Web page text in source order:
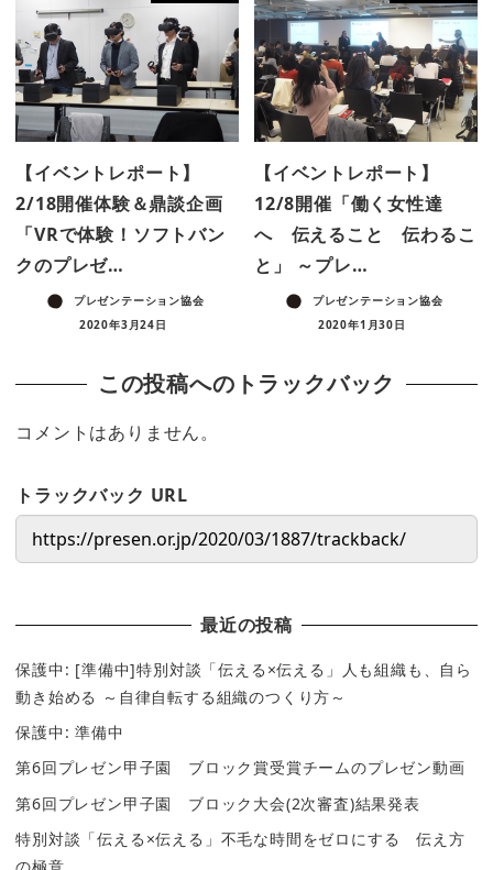
【イベントレポート】
2/18開催体験＆鼎談企画
「VRで体験！ソフトバン
クのプレゼ…
プレゼンテーション協会
2020年3月24日
【イベントレポート】
12/8開催「働く女性達
へ 伝えること 伝わるこ
と」 ～プレ…
プレゼンテーション協会
2020年1月30日
この投稿へのトラックバック
コメントはありません。
トラックバック URL
最近の投稿
保護中: [準備中]特別対談「伝える×伝える」人も組織も、自ら
動き始める ～自律自転する組織のつくり方～
保護中: 準備中
第6回プレゼン甲子園 ブロック賞受賞チームのプレゼン動画
第6回プレゼン甲子園 ブロック大会(2次審査)結果発表
特別対談「伝える×伝える」不毛な時間をゼロにする 伝え方
の極意